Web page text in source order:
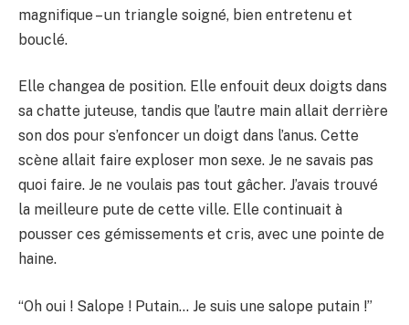
magnifique – un triangle soigné, bien entretenu et
bouclé.
Elle changea de position. Elle enfouit deux doigts dans
sa chatte juteuse, tandis que l’autre main allait derrière
son dos pour s’enfoncer un doigt dans l’anus. Cette
scène allait faire exploser mon sexe. Je ne savais pas
quoi faire. Je ne voulais pas tout gâcher. J’avais trouvé
la meilleure pute de cette ville. Elle continuait à
pousser ces gémissements et cris, avec une pointe de
haine.
“Oh oui ! Salope ! Putain… Je suis une salope putain !”